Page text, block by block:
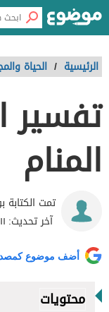
الرئيسية / الحياة
المنام
تمت
آخر تحديث:
أضف موضوع
محتويات